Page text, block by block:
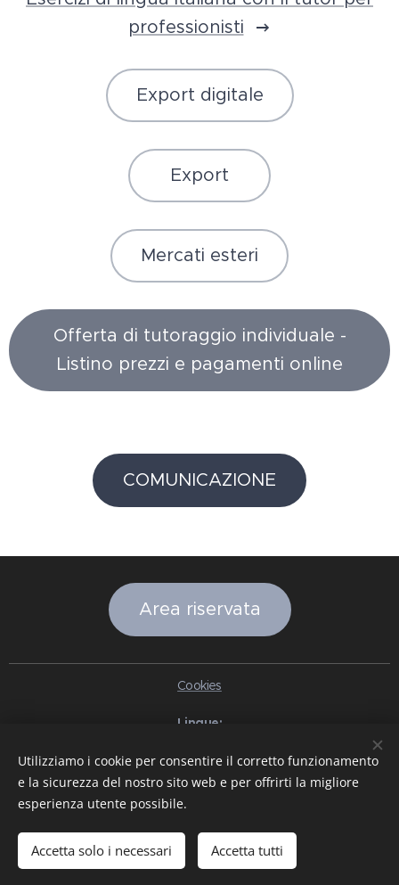
professionisti
Export digitale
Export
Mercati esteri
Offerta di tutoraggio individuale -
Listino prezzi e pagamenti online
COMUNICAZIONE
Area riservata
Cookies
Lingue
Français
Deutsch Русский Ελληνικά Nederlands
Română
中文（简体）
한국어 日本語 Български Čeština
Hrvatski
Dansk
Eesti keel Latviešu Valoda
עִבְרִית
हिन्दी Македонски јазик ภาษาไทย
Tiếng Việt Bahasa Indonesia
Utilizziamo i cookie per consentire il corretto funzionamento
e la sicurezza del nostro sito web e per offrirti la migliore
esperienza utente possibile.
Accetta solo i necessari Accetta tutti